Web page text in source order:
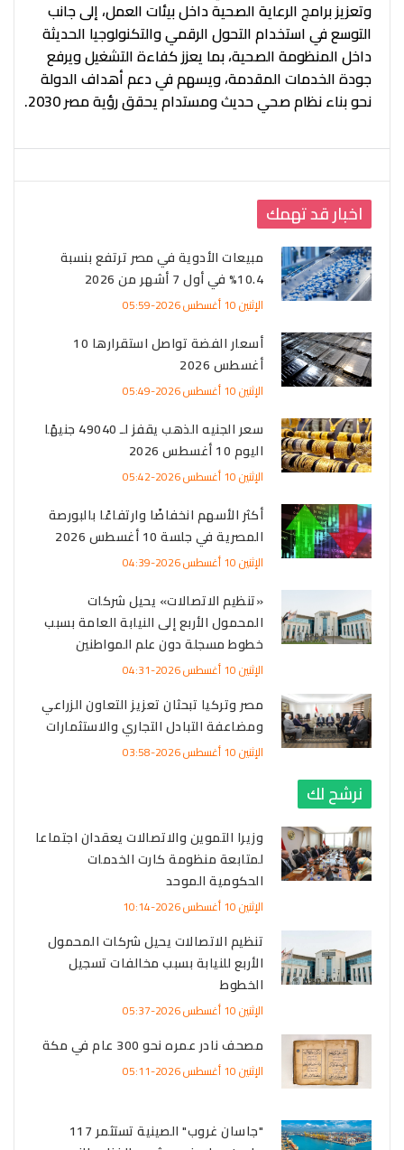
وتعزيز برامج الرعاية الصحية داخل بيئات العمل، إلى جانب
التوسع في استخدام التحول الرقمي والتكنولوجيا الحديثة
داخل المنظومة الصحية، بما يعزز كفاءة التشغيل ويرفع
جودة الخدمات المقدمة، ويسهم في دعم أهداف الدولة
نحو بناء نظام صحي حديث ومستدام يحقق رؤية مصر 2030.
اخبار قد تهمك
مبيعات الأدوية في مصر ترتفع بنسبة
10.4% في أول 7 أشهر من 2026
الإثنين 10 أغسطس 2026-05:59
أسعار الفضة تواصل استقرارها 10
أغسطس 2026
الإثنين 10 أغسطس 2026-05:49
سعر الجنيه الذهب يقفز لـ 49040 جنيهًا
اليوم 10 أغسطس 2026
الإثنين 10 أغسطس 2026-05:42
أكثر الأسهم انخفاضًا وارتفاعًا بالبورصة
المصرية في جلسة 10 أغسطس 2026
الإثنين 10 أغسطس 2026-04:39
«تنظيم الاتصالات» يحيل شركات
المحمول الأربع إلى النيابة العامة بسبب
خطوط مسجلة دون علم المواطنين
الإثنين 10 أغسطس 2026-04:31
مصر وتركيا تبحثان تعزيز التعاون الزراعي
ومضاعفة التبادل التجاري والاستثمارات
الإثنين 10 أغسطس 2026-03:58
نرشح لك
وزيرا التموين والاتصالات يعقدان اجتماعا
لمتابعة منظومة كارت الخدمات
الحكومية الموحد
الإثنين 10 أغسطس 2026-10:14
تنظيم الاتصالات يحيل شركات المحمول
الأربع للنيابة بسبب مخالفات تسجيل
الخطوط
الإثنين 10 أغسطس 2026-05:37
مصحف نادر عمره نحو 300 عام في مكة
الإثنين 10 أغسطس 2026-05:11
"جاسان غروب" الصينية تستثمر 117